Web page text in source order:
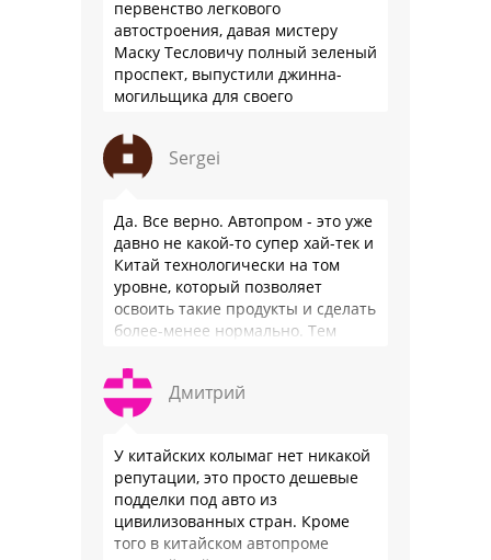
первенство легкового
автостроения, давая мистеру
Маску Тесловичу полный зеленый
проспект, выпустили джинна-
могильщика для своего
Sergei
Да. Все верно. Автопром - это уже
давно не какой-то супер хай-тек и
Китай технологически на том
уровне, который позволяет
освоить такие продукты и сделать
более-менее нормально. Тем
Дмитрий
У китайских колымаг нет никакой
репутации, это просто дешевые
подделки под авто из
цивилизованных стран. Кроме
того в китайском автопроме